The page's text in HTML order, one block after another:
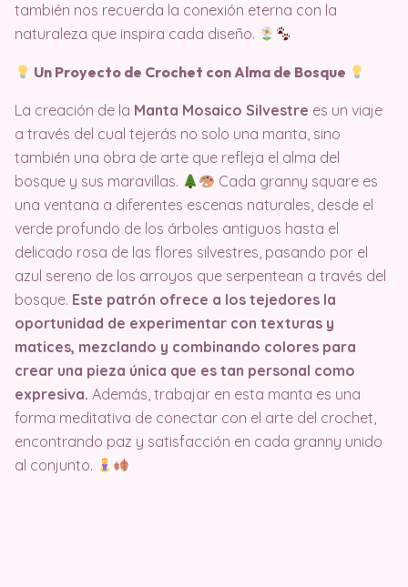
también nos recuerda la conexión eterna con la
naturaleza que inspira cada diseño.
Un Proyecto de Crochet con Alma de Bosque
La creación de la Manta Mosaico Silvestre es un viaje
a través del cual tejerás no solo una manta, sino
también una obra de arte que refleja el alma del
bosque y sus maravillas.
Cada granny square es
una ventana a diferentes escenas naturales, desde el
verde profundo de los árboles antiguos hasta el
delicado rosa de las flores silvestres, pasando por el
azul sereno de los arroyos que serpentean a través del
bosque. Este patrón ofrece a los tejedores la
oportunidad de experimentar con texturas y
matices, mezclando y combinando colores para
crear una pieza única que es tan personal como
expresiva. Además, trabajar en esta manta es una
forma meditativa de conectar con el arte del crochet,
encontrando paz y satisfacción en cada granny unido
al conjunto.